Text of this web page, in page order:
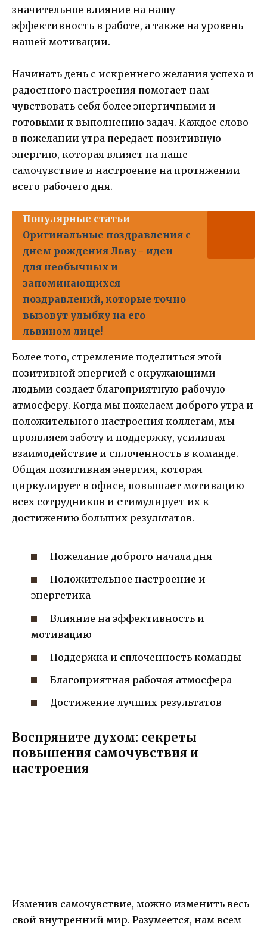
значительное влияние на нашу
эффективность в работе, а также на уровень
нашей мотивации.
Начинать день с искреннего желания успеха и
радостного настроения помогает нам
чувствовать себя более энергичными и
готовыми к выполнению задач. Каждое слово
в пожелании утра передает позитивную
энергию, которая влияет на наше
самочувствие и настроение на протяжении
всего рабочего дня.
Популярные статьи
Оригинальные поздравления с
днем рождения Льву - идеи
для необычных и
запоминающихся
поздравлений, которые точно
вызовут улыбку на его
львином лице!
Более того, стремление поделиться этой
позитивной энергией с окружающими
людьми создает благоприятную рабочую
атмосферу. Когда мы пожелаем доброго утра и
положительного настроения коллегам, мы
проявляем заботу и поддержку, усиливая
взаимодействие и сплоченность в команде.
Общая позитивная энергия, которая
циркулирует в офисе, повышает мотивацию
всех сотрудников и стимулирует их к
достижению больших результатов.
Пожелание доброго начала дня
Положительное настроение и
энергетика
Влияние на эффективность и
мотивацию
Поддержка и сплоченность команды
Благоприятная рабочая атмосфера
Достижение лучших результатов
Воспряните духом: секреты
повышения самочувствия и
настроения
Изменив самочувствие, можно изменить весь
свой внутренний мир. Разумеется, нам всем